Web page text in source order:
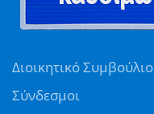
Διοικητικό Συμβούλιο
Σύνδεσμοι